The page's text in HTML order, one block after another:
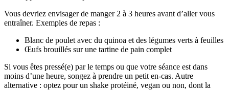
Vous devriez envisager de manger 2 à 3 heures avant d’aller vous
entraîner. Exemples de repas :
Blanc de poulet avec du quinoa et des légumes verts à feuilles
Œufs brouillés sur une tartine de pain complet
Si vous êtes pressé(e) par le temps ou que votre séance est dans
moins d’une heure, songez à prendre un petit en-cas. Autre
alternative : optez pour un shake protéiné, vegan ou non, dont la